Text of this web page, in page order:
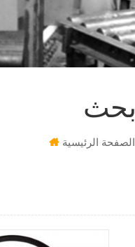
بحث
الصفحة الرئيسية